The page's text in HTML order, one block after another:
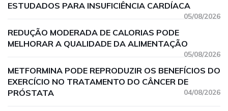
ESTUDADOS PARA INSUFICIÊNCIA CARDÍACA
05/08/2026
REDUÇÃO MODERADA DE CALORIAS PODE
MELHORAR A QUALIDADE DA ALIMENTAÇÃO
05/08/2026
METFORMINA PODE REPRODUZIR OS BENEFÍCIOS DO
EXERCÍCIO NO TRATAMENTO DO CÂNCER DE
PRÓSTATA
04/08/2026